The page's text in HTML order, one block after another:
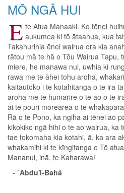
MŌ NGĀ HUI
E te Atua Manaaki. Ko tēnei
aukumea ki tō ātaahua, kua
Takahurihia ēnei wairua ora kia
rātou mā te hā o Tōu Wairua Tapu,
miere, he manawa nui, uwhia ki
rawa me te āhei tohu aroha,
kaitautoko i te kotahitanga o te ira
aroha me te hūmārire o te ao o te
ai te pōuri mōrearea o te
Rā o te Pono, ka ngiha ai tēnei ao
kikokiko ngā hihi o te ao wairua, ka
tae tokomaha kia kotahi, ā, ka ara
whakamihi ki te kīngitanga o Tō
Mananui, inā, te Kaharawa!
- `Abdu'l-Bahá